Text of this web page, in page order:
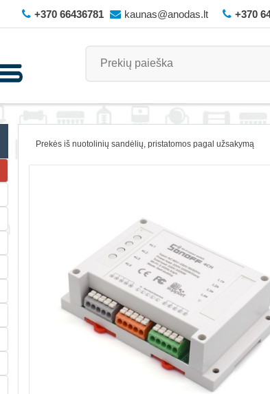
+370 66436781 kaunas@anodas.lt +370
Prekės iš nuotolinių sandėlių, pristatomos pagal užsakymą